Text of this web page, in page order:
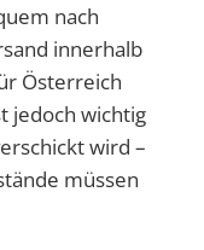
nach
innerhalb
Österreich
jedoch wichtig
wird –
müssen